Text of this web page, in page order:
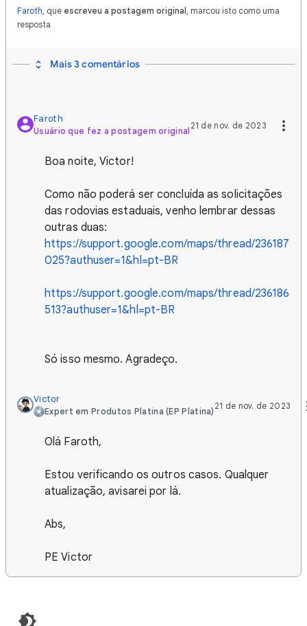
Faroth , que escreveu a postagem original
, marcou isto como uma
resposta
Mais 3 comentários
Faroth
Usuário que fez a postagem original
21 de nov. de 2023
Boa noite, Victor!
Como não poderá ser concluída as solicitações
das rodovias estaduais, venho lembrar dessas
outras duas:
https://support.google.com/maps/thread/236187
025?authuser=1&hl=pt-BR
https://support.google.com/maps/thread/236186
513?authuser=1&hl=pt-BR
Só isso mesmo. Agradeço.
Victor‎
Expert em Produtos Platina (EP Platina)
21 de nov. de 2023
Olá Faroth,
Estou verificando os outros casos. Qualquer
atualização, avisarei por lá.
Abs,
PE Victor